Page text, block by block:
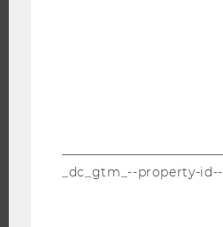
_dc_gtm_--property-id--